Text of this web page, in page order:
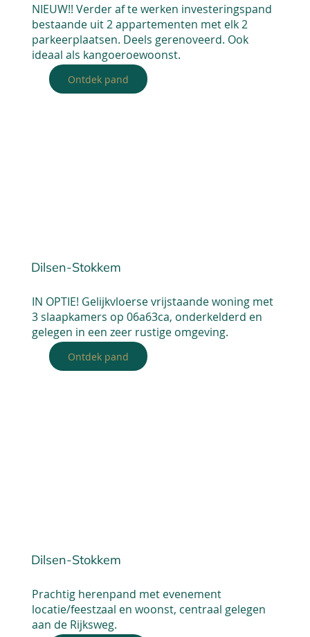
NIEUW!! Verder af te werken investeringspand
bestaande uit 2 appartementen met elk 2
parkeerplaatsen. Deels gerenoveerd. Ook
ideaal als kangoeroewoonst.
Ontdek pand
Dilsen-Stokkem
IN OPTIE! Gelijkvloerse vrijstaande woning met
3 slaapkamers op 06a63ca, onderkelderd en
gelegen in een zeer rustige omgeving.
Ontdek pand
Dilsen-Stokkem
Prachtig herenpand met evenement
locatie/feestzaal en woonst, centraal gelegen
aan de Rijksweg.